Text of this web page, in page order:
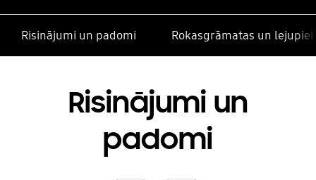
Risinājumi un padomi Rokasgrāmatas un
Risinājumi un
padomi